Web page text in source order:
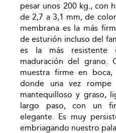
pesar unos 200 kg., con
de 2,7 a 3,1 mm, de
membrana es la más
de esturión incluso del
es la más resistente
maduración del grano.
muestra firme en
donde una vez rompe
mantequilloso y graso,
largo paso, con un
elegante. Es muy
embriagando nuestro